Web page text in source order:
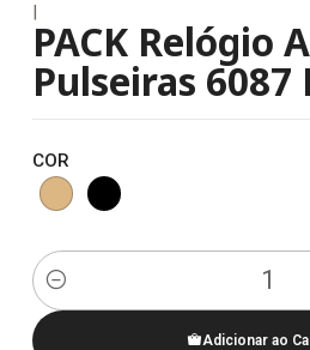
|
PACK Relógio
Pulseiras 6087
COR
Quantidade
Adicionar ao